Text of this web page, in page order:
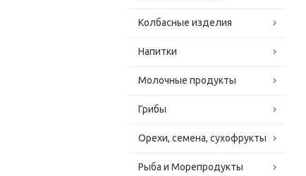
Колбасные изделия
Напитки
Молочные продукты
Грибы
Орехи, семена, сухофрукты
Рыба и Морепродукты